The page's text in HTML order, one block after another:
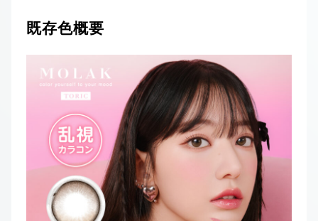
既存色概要